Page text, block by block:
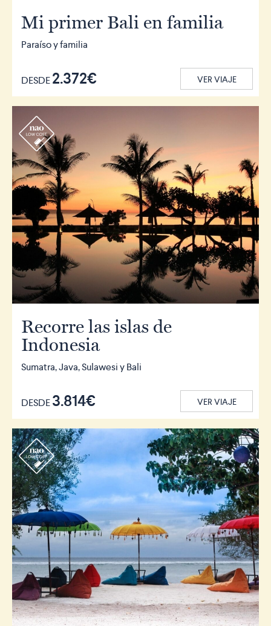
Mi primer Bali en familia
Paraíso y familia
DESDE2.372€ VER VIAJE
r
Recorre las islas de
Indonesia
Sumatra, Java, Sulawesi y Bali
DESDE3.814€ VER VIAJE
r